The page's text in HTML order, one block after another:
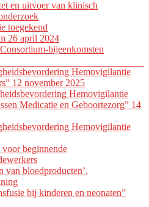
en uitvoer van klinisch
toegekend
26 april 2024
bijeenkomsten
Hemovigilantie
12 november 2025
Hemovigilantie
Medicatie en Geboortezorg” 14
Hemovigilantie
beginnende
van bloedproducten’.
bij kinderen en neonaten”